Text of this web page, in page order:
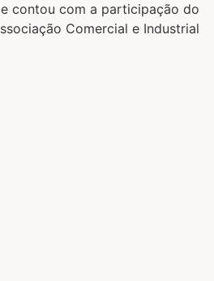
contou com a participação do
Comercial e Industrial